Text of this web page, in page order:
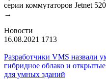
серии коммутаторов Jetnet
→
Новости
16.08.2021 1713
Разработчики VMS назвали
гибридное облако и
для умных зданий